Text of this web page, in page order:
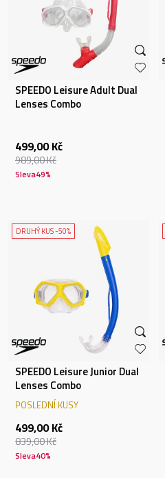
SPEEDO Leisure Adult Dual
Lenses Combo
499,00 Kč
989,00Kč
Sleva49%
DRUHÝ KUS -50%
SPEEDO Leisure Junior Dual
Lenses Combo
POSLEDNÍ KUSY
499,00 Kč
839,00Kč
Sleva40%